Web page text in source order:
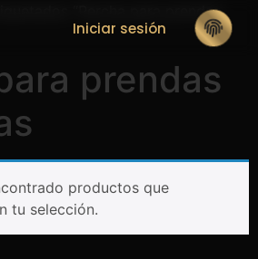
Iniciar sesión
“Percha para prendas
prendas
productos que
tu selección.